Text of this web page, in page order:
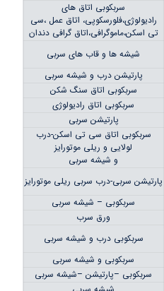
سربکوبی اتاق های
رادیولوژی،فلورسکوپی، اتاق عمل ،سی
تی اسکن،ماموگرافی،اتاق گرافی دندان
شیشه ها و قاب های سربی
پارتیشن درب و شیشه سربی
سربکوبی اتاق سنگ شکن
سربکوبی اتاق رادیولوژی
پارتیشن سربی
سربکوبی اتاق سی تی اسکن-درب
لولایی و ریلی موتورایز
و شیشه سربی
پارتیشن سربی-درب سربی ریلی موتورایز
سربکوبی – شیشه سربی
ورق سرب
سربکوبی درب و شیشه سربی
سربکوبی و شیشه سربی
سربکوبی –پارتیشن –شیشه سربی